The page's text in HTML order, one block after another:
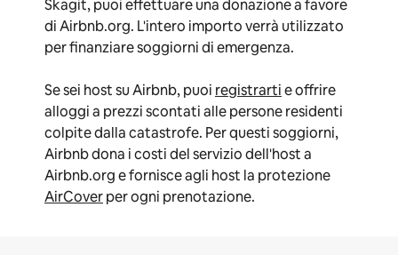
Skagit, puoi effettuare una donazione a favore
di Airbnb.org. L'intero importo verrà utilizzato
per finanziare soggiorni di emergenza.
Se sei host su Airbnb, puoi registrartie offrire
alloggi a prezzi scontati alle persone residenti
colpite dalla catastrofe. Per questi soggiorni,
Airbnb dona i costi del servizio dell'host a
Airbnb.org e fornisce agli host la protezione
AirCoverper ogni prenotazione.